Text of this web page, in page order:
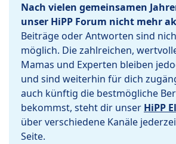
Nach vielen gemeinsamen
unser HiPP Forum nicht mehr
Beiträge oder Antworten sind
möglich. Die zahlreichen,
Mamas und Experten bleiben
und sind weiterhin für dich
auch künftig die bestmögliche
bekommst, steht dir unser HiPP
über verschiedene Kanäle
Seite.